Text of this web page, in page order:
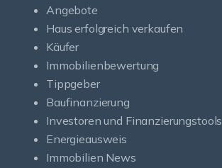
Angebote
Haus erfolgreich verkaufen
Käufer
Immobilienbewertung
Tippgeber
Baufinanzierung
Investoren und Finanzierungstools
Energieausweis
Immobilien News